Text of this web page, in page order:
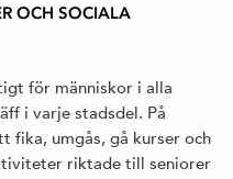
OCH SOCIALA
för människor i alla
i varje stadsdel. På
fika, umgås, gå kurser och
riktade till seniorer